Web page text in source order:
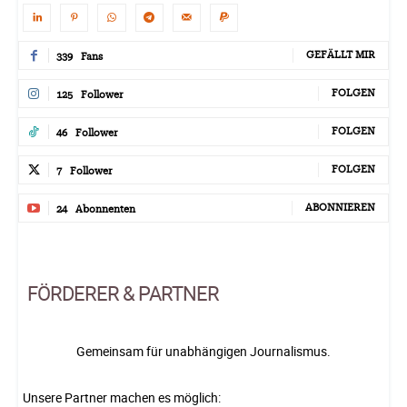
339 Fans GEFÄLLT MIR
125 Follower FOLGEN
46 Follower FOLGEN
7 Follower FOLGEN
24 Abonnenten ABONNIEREN
FÖRDERER & PARTNER
Gemeinsam für unabhängigen Journalismus.
Unsere Partner machen es möglich: